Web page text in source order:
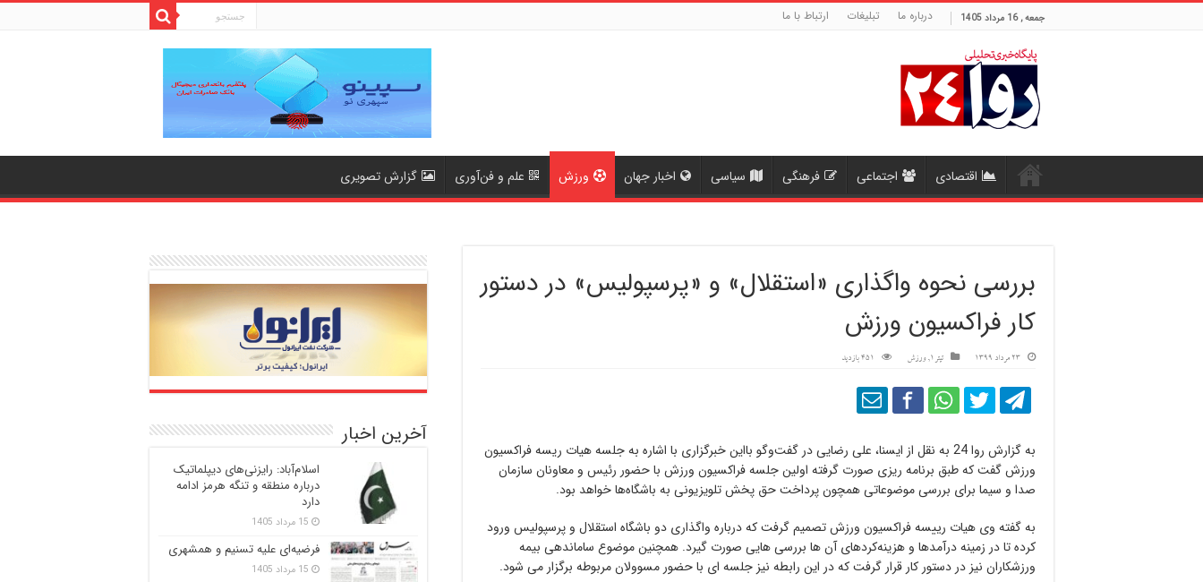
جمعه , 16 مرداد 1405 درباره ما تبلیغات ارتباط با ما
اقتصادی اجتماعی فرهنگی سیاسی اخبار جهان ورزش علم و فن‌آوری گزارش تصویری
بررسی نحوه واگذاری «استقلال» و «پرسپولیس» در دستور
کار فراکسیون ورزش
23 مرداد 1399 تیتر1 , ورزش 451 بازدید
به گزارش روا 24 به نقل از ایسنا، علی رضایی در گفت‌وگو بااین خبرگزاری با اشاره به جلسه هیات ریسه فراکسیون
ورزش گفت که طبق برنامه ریزی صورت گرفته اولین جلسه فراکسیون ورزش با حضور رئیس و معاونان سازمان
صدا و سیما برای بررسی موضوعاتی همچون پرداخت حق پخش تلویزیونی به باشگاه‌ها خواهد بود.
به گفته وی هیات رییسه فراکسیون ورزش تصمیم گرفت که درباره واگذاری دو باشگاه استقلال و پرسپولیس ورود
کرده تا در زمینه درآمدها و هزینه‌کردهای آن ها بررسی هایی صورت گیرد. همچنین موضوع ساماندهی بیمه
ورزشکاران نیز در دستور کار قرار گرفت که در این رابطه نیز جلسه ای با حضور مسوولان مربوطه برگزار می شود.
آخرین اخبار
اسلام‌آباد: رایزنی‌های دیپلماتیک
درباره منطقه و تنگه هرمز ادامه
دارد
15 مرداد 1405
فرضیه‌ای علیه تسنیم و همشهری
15 مرداد 1405